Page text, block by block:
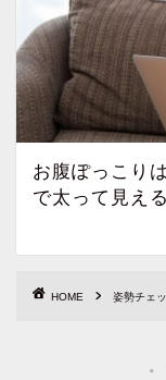
お腹ぽっこり
で太って見え
HOME 姿勢チェ